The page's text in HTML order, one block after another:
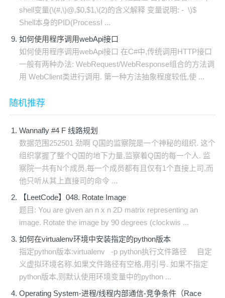
shell变量(\(#,\)@,$0,$1,\(2)的含义解释 变量说明: - \)$
Shell本身的PID(ProcessI ...
如何使用程序调用webApi接口
如何使用程序调用webApi接口 在C#中,传统调用HTTP接口
一般有两种办法: WebRequest/WebResponse组合的方法调
用 WebClient类进行调用. 第一种方法抽象程度较低,使 ...
随机推荐
Wannafly #4 F 线路规划
数据范围252501 劲啊 Q国的监察院是一个神秘的组织. 这个
组织掌握了整个Q国的地下力量,监察着Q国的每一个人. 监
察院一共有N个成员,每一个成员都有且仅有1个直接上司,而
他只听从其上直接司的命令 ...
【LeetCode】048. Rotate Image
题目: You are given an n x n 2D matrix representing an
image. Rotate the image by 90 degrees (clockwis ...
如何在virtualenv环境中安装指定的python版本
指定python版本:virtualenv -p python执行文件路径 自定
义虚拟环境名称.如果文件路径有空格,用引号. 如果不指定
python版本,则默认使用环境变量中的python ...
Operating System-进程/线程内部通信-竞争条件（Race